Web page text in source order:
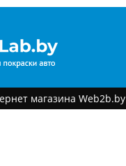
магазина Web2b.by